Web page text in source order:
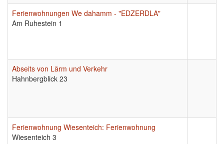
Ferienwohnungen We dahamm - "EDZERDLA"
Am Ruhestein 1
Abseits von Lärm und Verkehr
Hahnbergblick 23
Ferienwohnung Wiesenteich: Ferienwohnung
Wiesenteich 3